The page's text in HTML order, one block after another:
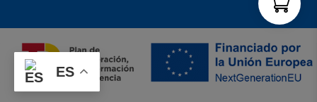
ES